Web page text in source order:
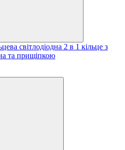
світлодіодна 2 в 1 кільце з
та прищіпкою